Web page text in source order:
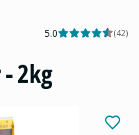
5.0 (42)
- 2kg